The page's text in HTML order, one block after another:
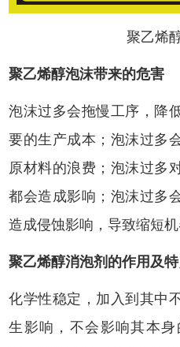
聚乙烯
聚乙烯醇泡沫带来的危害
泡沫过多会拖慢工序，降
要的生产成本；泡沫过多
原材料的浪费；泡沫过多
都会造成影响；泡沫过多
造成侵蚀影响，导致缩短机
聚乙烯醇消泡剂 的作用及
化学性稳定，加入到其中
生影响，不会影响其本